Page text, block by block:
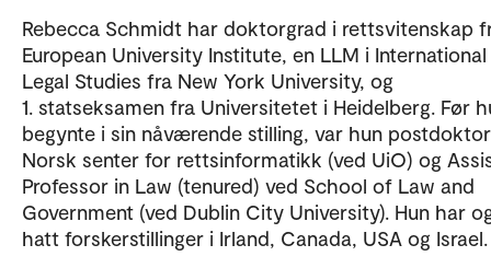
Rebecca Schmidt har doktorgrad i rettsvitenskap
European University Institute, en LLM i
Legal Studies fra New York University, og
1. statseksamen fra Universitetet i Heidelberg. Før
begynte i sin nåværende stilling, var hun
Norsk senter for rettsinformatikk (ved UiO) og
Professor in Law (tenured) ved School of Law and
Government (ved Dublin City University). Hun har
hatt forskerstillinger i Irland, Canada, USA og Israel.